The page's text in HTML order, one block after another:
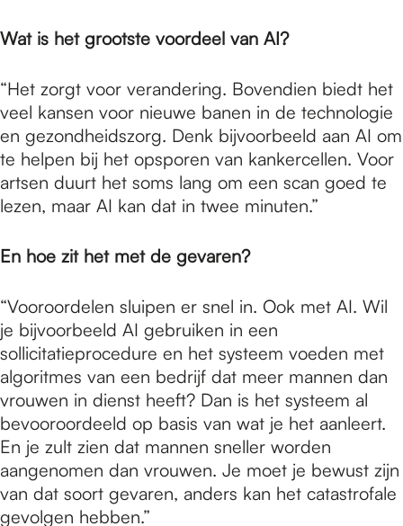
Wat is het grootste voordeel van AI?
“Het zorgt voor verandering. Bovendien biedt het
veel kansen voor nieuwe banen in de technologie
en gezondheidszorg. Denk bijvoorbeeld aan AI om
te helpen bij het opsporen van kankercellen. Voor
artsen duurt het soms lang om een scan goed te
lezen, maar AI kan dat in twee minuten.”
En hoe zit het met de gevaren?
“Vooroordelen sluipen er snel in. Ook met AI. Wil
je bijvoorbeeld AI gebruiken in een
sollicitatieprocedure en het systeem voeden met
algoritmes van een bedrijf dat meer mannen dan
vrouwen in dienst heeft? Dan is het systeem al
bevooroordeeld op basis van wat je het aanleert.
En je zult zien dat mannen sneller worden
aangenomen dan vrouwen. Je moet je bewust zijn
van dat soort gevaren, anders kan het catastrofale
gevolgen hebben.”